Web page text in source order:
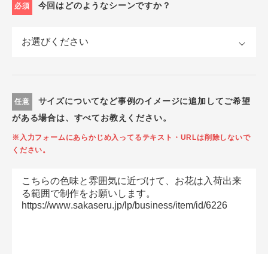
必須 今回はどのようなシーンですか？
任意
サイズについてなど事例のイメージに追加してご希望
がある場合は、すべてお教えください。
※入力フォームにあらかじめ入ってるテキスト・URLは削除しないで
ください。